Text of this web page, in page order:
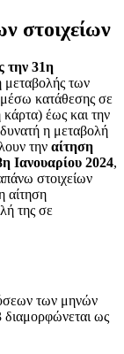
στοιχείων
την 31η
μεταβολής των
κατάθεσης σε
έως και την
η μεταβολή
την αίτηση
Ιανουαρίου 2024,
στοιχείων
αίτηση
της σε
των μηνών
ως